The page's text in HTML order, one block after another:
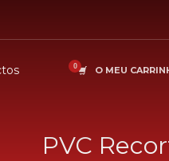
O MEU
PVC